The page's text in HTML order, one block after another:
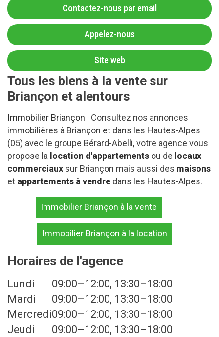
Contactez-nous par email
Appelez-nous
Site web
Tous les biens à la vente sur
Briançon et alentours
Immobilier Briançon : Consultez nos annonces
immobilières à Briançon et dans les Hautes-Alpes
(05) avec le groupe Bérard-Abelli, votre agence vous
propose la location d'appartements ou de locaux
commerciaux sur Briançon mais aussi des maisons
et appartements à vendre dans les Hautes-Alpes.
Immobilier Briançon à la vente
Immobilier Briançon à la location
Horaires de l'agence
Lundi
09:00–12:00, 13:30–18:00
Mardi
09:00–12:00, 13:30–18:00
Mercredi09:00–12:00, 13:30–18:00
Jeudi
09:00–12:00, 13:30–18:00